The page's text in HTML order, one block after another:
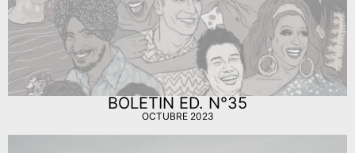
BOLETIN ED. N°35
OCTUBRE 2023